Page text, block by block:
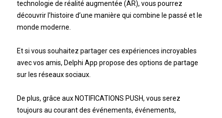
technologie de réalité augmentée (AR), vous pourrez
découvrir l’histoire d’une manière qui combine le passé et le
monde moderne.
Et si vous souhaitez partager ces expériences incroyables
avec vos amis, Delphi App propose des options de partage
sur les réseaux sociaux.
De plus, grâce aux NOTIFICATIONS PUSH, vous serez
toujours au courant des événements, événements,